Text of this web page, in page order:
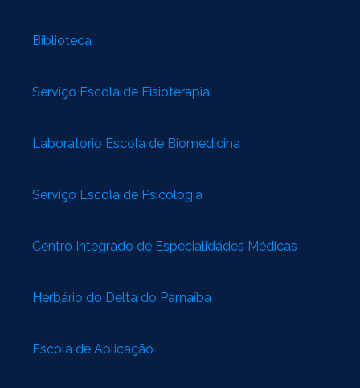
Biblioteca
Serviço Escola de Fisioterapia
Laboratório Escola de Biomedicina
Serviço Escola de Psicologia
Centro Integrado de Especialidades Médicas
Herbário do Delta do Parnaíba
Escola de Aplicação